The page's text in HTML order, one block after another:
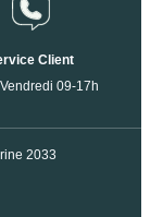
Client
09-17h
2033